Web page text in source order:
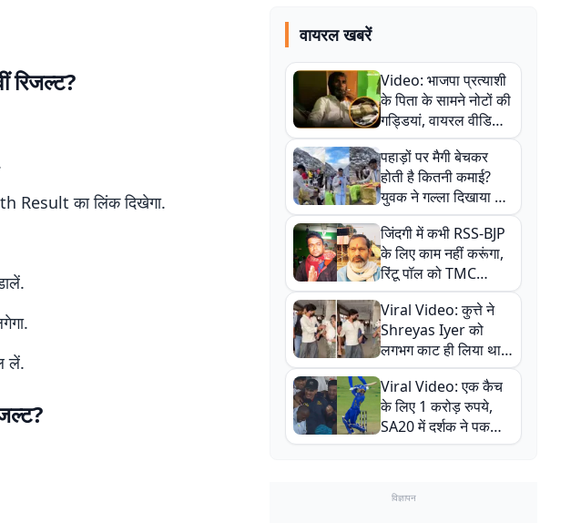
रिजल्ट?
Result का लिंक दिखेगा.
लें.
वायरल खबरें
Video: भाजपा प्रत्याशी
के पिता के सामने नोटों की
गड्डियां, वायरल वीडियो
से राजनीति में उबाल,
अजित महतो बोले- TMC
की गंदी चाल
पहाड़ों पर मैगी बेचकर
होती है कितनी कमाई?
युवक ने गल्ला दिखाया तो
नौकरी वालों के खड़े हो गए
कान
जिंदगी में कभी RSS-BJP
के लिए काम नहीं करूंगा,
रिंटू पॉल को TMC
ऑफिस में ले जाकर पीटा,
Video वायरल
Viral Video: कुत्ते ने
Shreyas Iyer को
लगभग काट ही लिया था,
न्यूजीलैंड सीरीज से पहले
बाल-बाल बचे
Viral Video: एक कैच
के लिए 1 करोड़ रुपये,
SA20 में दर्शक ने पकड़ा
एक हाथ से गजब का कैच
विज्ञापन